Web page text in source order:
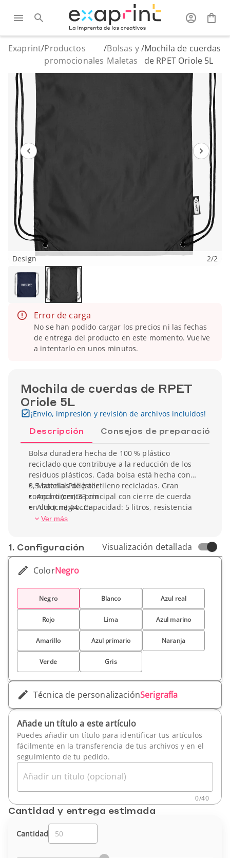
Exaprint/Productos
promocionales
/Bolsas y
Maletas
/Mochila de cuerdas
de RPET Oriole 5L
Design 2/2
Error de carga
No se han podido cargar los precios ni las fechas
de entrega del producto en este momento. Vuelve
a intentarlo en unos minutos.
Mochila de cuerdas de RPET
Oriole 5L
¡Envío, impresión y revisión de archivos incluidos!
Descripción Consejos de preparación
Bolsa duradera hecha de 100 % plástico
reciclado que contribuye a la reducción de los
residuos plásticos. Cada bolsa está hecha con
3,5 botellas de polietileno recicladas. Gran
compartimento principal con cierre de cuerda
en color negro. Capacidad: 5 litros, resistencia
para hasta 5 kg de peso.
Material:Poliéster
Ancho (cm):33 cm
Alto (cm):44 cm
Profundidad:33 cm
Ver más
1. Conf­iguración Visualización detallada
ColorNegro
Negro Blanco Azul real
Rojo Lima Azul marino
Amarillo Azul primario Naranja
Verde Gris
Técnica de personalizaciónSerigrafía
Añade un título a este artículo
Puedes añadir un título para identificar tus artículos
fácilmente en la transferencia de tus archivos y en el
seguimiento de tu pedido.
Añadir un título (opcional)
0/40
Cantidad y entrega estimada
Cantidad